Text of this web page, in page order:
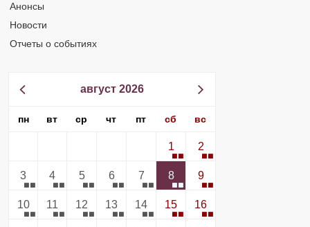
Анонсы
Новости
Отчеты о событиях
август 2026
пн вт ср чт пт сб вс
1 2
3 4 5 6 7 8 9
10 11 12 13 14 15 16